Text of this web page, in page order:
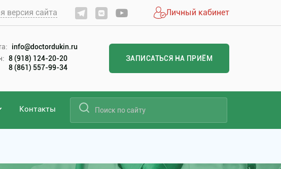
версия сайта Личный кабинет
info@doctordukin.ru
8 (918) 124-20-20
8 (861) 557-99-34
ЗАПИСАТЬСЯ НА ПРИЁМ
Контакты